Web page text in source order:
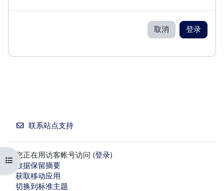
打开课程索引
取消 登录
联系站点支持
您正在用访客帐号访问 (登录)
‎数据保留摘要‎
获取移动应用
切换到标准主题